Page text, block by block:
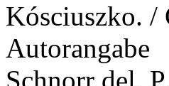
Kósciuszko. /
Autorangabe
Schnorr del.